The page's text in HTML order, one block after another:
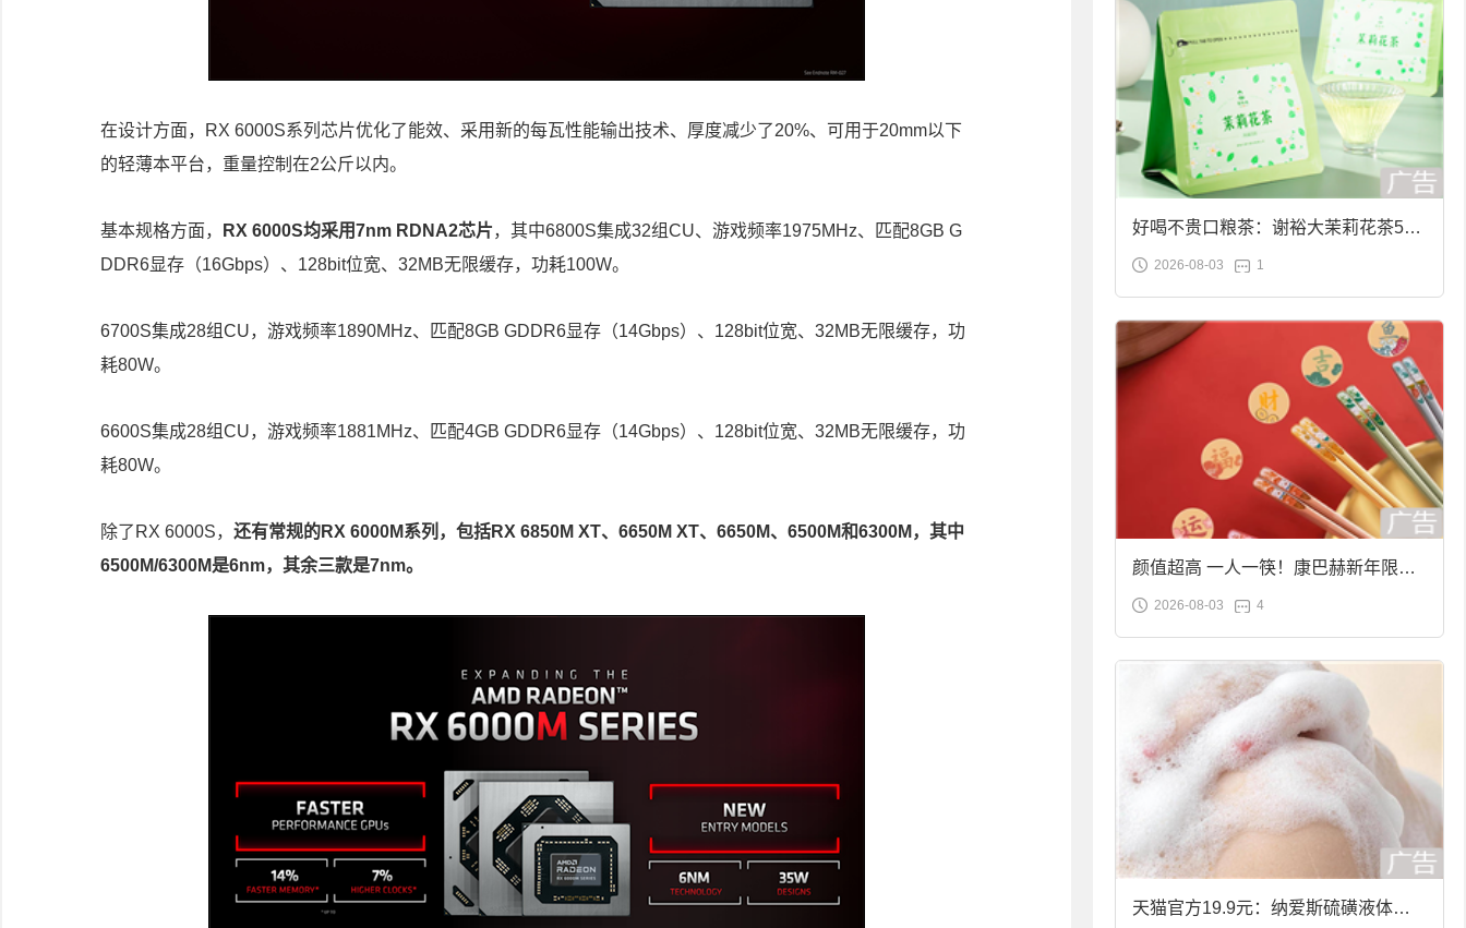
在设计方面，RX 6000S系列芯片优化了能效、采用新的每瓦性能输出技术、厚度减少了20%、可用于20mm以下
的轻薄本平台，重量控制在2公斤以内。
基本规格方面， RX 6000S均采用7nm RDNA2芯片，其中6800S集成32组CU、游戏频率1975MHz、匹配8GB G
DDR6显存（16Gbps）、128bit位宽、32MB无限缓存，功耗100W。
6700S集成28组CU，游戏频率1890MHz、匹配8GB GDDR6显存（14Gbps）、128bit位宽、32MB无限缓存，功
耗80W。
6600S集成28组CU，游戏频率1881MHz、匹配4GB GDDR6显存（14Gbps）、128bit位宽、32MB无限缓存，功
耗80W。
除了RX 6000S， 还有常规的RX 6000M系列，包括RX 6850M XT、6650M XT、6650M、6500M和6300M，其中
6500M/6300M是6nm，其余三款是7nm。
好喝不贵口粮茶：谢裕大茉莉花茶50g
袋装9.9元到手
2026-08-03 1
颜值超高 一人一筷！康巴赫新年限定
合金筷子大促：19.9元
2026-08-03 4
天猫官方19.9元：纳爱斯硫磺液体香